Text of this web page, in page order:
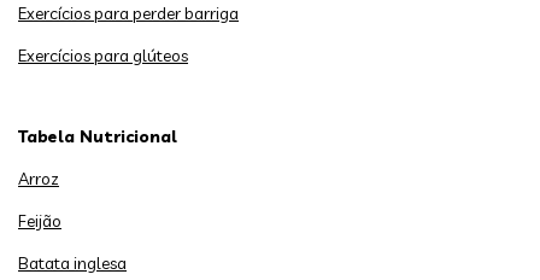
Exercícios para perder barriga
Exercícios para glúteos
Tabela Nutricional
Arroz
Feijão
Batata inglesa